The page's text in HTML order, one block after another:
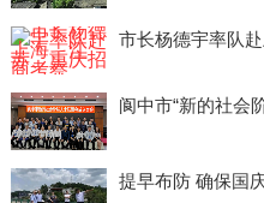
市长杨德宇率队
阆中市“新的社会
提早布防 确保国